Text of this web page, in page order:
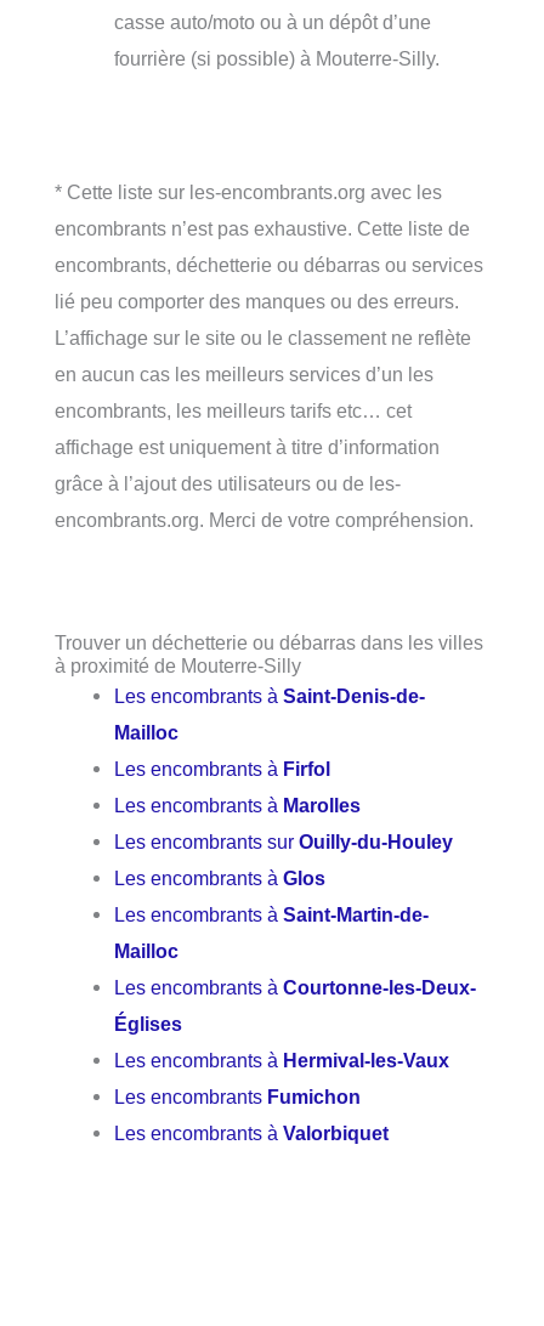
casse auto/moto ou à un dépôt d’une
fourrière (si possible) à Mouterre-Silly.
* Cette liste sur les-encombrants.org avec les
encombrants n’est pas exhaustive. Cette liste de
encombrants, déchetterie ou débarras ou services
lié peu comporter des manques ou des erreurs.
L’affichage sur le site ou le classement ne reflète
en aucun cas les meilleurs services d’un les
encombrants, les meilleurs tarifs etc… cet
affichage est uniquement à titre d’information
grâce à l’ajout des utilisateurs ou de les-
encombrants.org. Merci de votre compréhension.
Trouver un déchetterie ou débarras dans les villes
à proximité de Mouterre-Silly
Les encombrants àSaint-Denis-de-
Mailloc
Les encombrants à Firfol
Les encombrants à Marolles
Les encombrants surOuilly-du-Houley
Les encombrants àGlos
Les encombrants àSaint-Martin-de-
Mailloc
Les encombrants àCourtonne-les-Deux-
Églises
Les encombrants à Hermival-les-Vaux
Les encombrants Fumichon
Les encombrants àValorbiquet